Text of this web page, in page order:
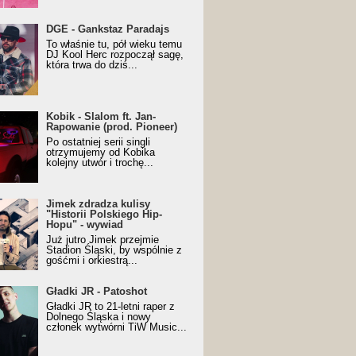
z nagrodą za
Trueschoolowy
Roku (Popkillery 2023)
DGE - Gankstaz Paradajs
To właśnie tu, pół wieku temu
DJ Kool Herc rozpoczął sagę,
która trwa do dziś...
- Slalom ft. Jan-
(prod. Pioneer)
Music Visualiser]
Kobik - Slalom ft. Jan-
Rapowanie (prod. Pioneer)
Po ostatniej serii singli
otrzymujemy od Kobika
kolejny utwór i trochę...
zdradza kulisy "Historii
Hip-Hopu" - wywiad
Jimek zdradza kulisy
"Historii Polskiego Hip-
Hopu" - wywiad
Już jutro Jimek przejmie
Stadion Śląski, by wspólnie z
gośćmi i orkiestrą...
JR - Patoshot
Gładki JR - Patoshot
Gładki JR to 21-letni raper z
Dolnego Śląska i nowy
członek wytwórni TiW Music...